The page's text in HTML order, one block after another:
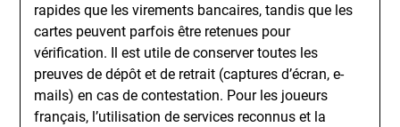
rapides que les virements bancaires, tandis que les
cartes peuvent parfois être retenues pour
vérification. Il est utile de conserver toutes les
preuves de dépôt et de retrait (captures d’écran, e-
mails) en cas de contestation. Pour les joueurs
français, l’utilisation de services reconnus et la